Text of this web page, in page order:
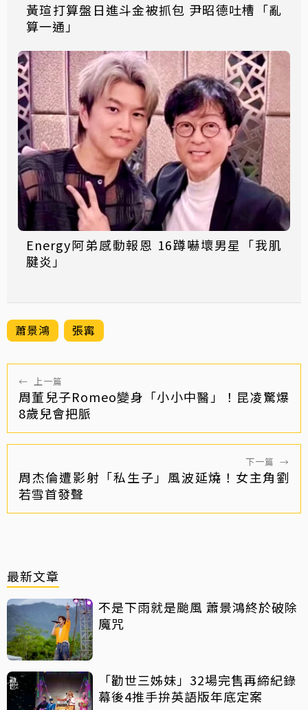
黃瑄打算盤日進斗金被抓包 尹昭德吐槽「亂
算一通」
Energy阿弟感動報恩 16蹲嚇壞男星「我肌
腱炎」
蕭景鴻 張寗
← 上一篇
周董兒子Romeo變身「小小中醫」！昆凌驚爆
8歲兒會把脈
下一篇 →
周杰倫遭影射「私生子」風波延燒！女主角劉
若雪首發聲
最新文章
不是下雨就是颱風 蕭景鴻終於破除
魔咒
「勸世三姊妹」32場完售再締紀錄
幕後4推手拚英語版年底定案